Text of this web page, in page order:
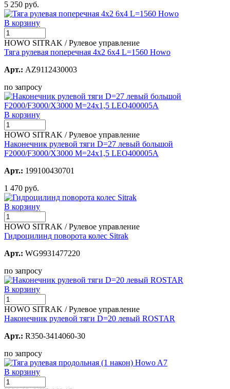
5 250 руб.
В корзину
HOWO SITRAK / Рулевое управление
Тяга рулевая поперечная 4х2 6х4 L=1560 Howo
Арт.: AZ9112430003
по запросу
В корзину
HOWO SITRAK / Рулевое управление
Наконечник рулевой тяги D=27 левый большой
F2000/F3000/X3000 M=24x1,5 LEO400005A
Арт.: 199100430701
1 470 руб.
В корзину
HOWO SITRAK / Рулевое управление
Гидроцилинд поворота колес Sitrak
Арт.: WG9931477220
по запросу
В корзину
HOWO SITRAK / Рулевое управление
Наконечник рулевой тяги D=20 левый ROSTAR
Арт.: R350-3414060-30
по запросу
В корзину